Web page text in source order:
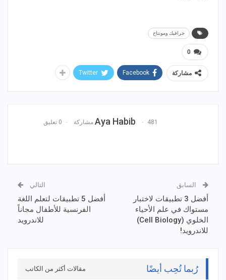
جرافيك ومونتاج
0
مشاركة Facebook
Twitter
Aya Habib 481 مشاركة 0 تعليق
السابق
أفضل 3 تطبيقات لاختبار
مستواك في علم الأحياء
الخلوي (Cell Biology)
للاندرويد!
التالي
أفضل 5 تطبيقات لتعلم اللغة
الفرنسية للأطفال مجاناً
للاندرويد
رُبما تُحِب أيضًا مقالات أكثر من الكاتب